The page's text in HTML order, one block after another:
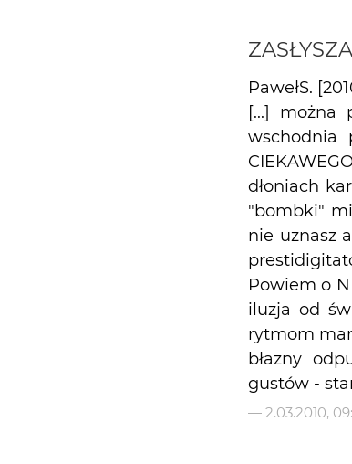
PawełS.
[...] można
wschodnia
dłoniach
"bombki"
nie uznasz
Powiem o
iluzja od
rytmom
błazny
gustów -
— 2.03.2010,